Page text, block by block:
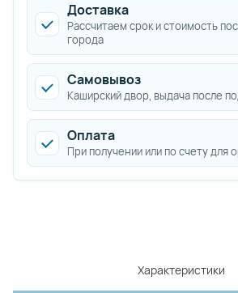
Доставка
Рассчитаем срок и стоимость
города
Самовывоз
Каширский двор, выдача после
Оплата
При получении или по счету для
Характеристики